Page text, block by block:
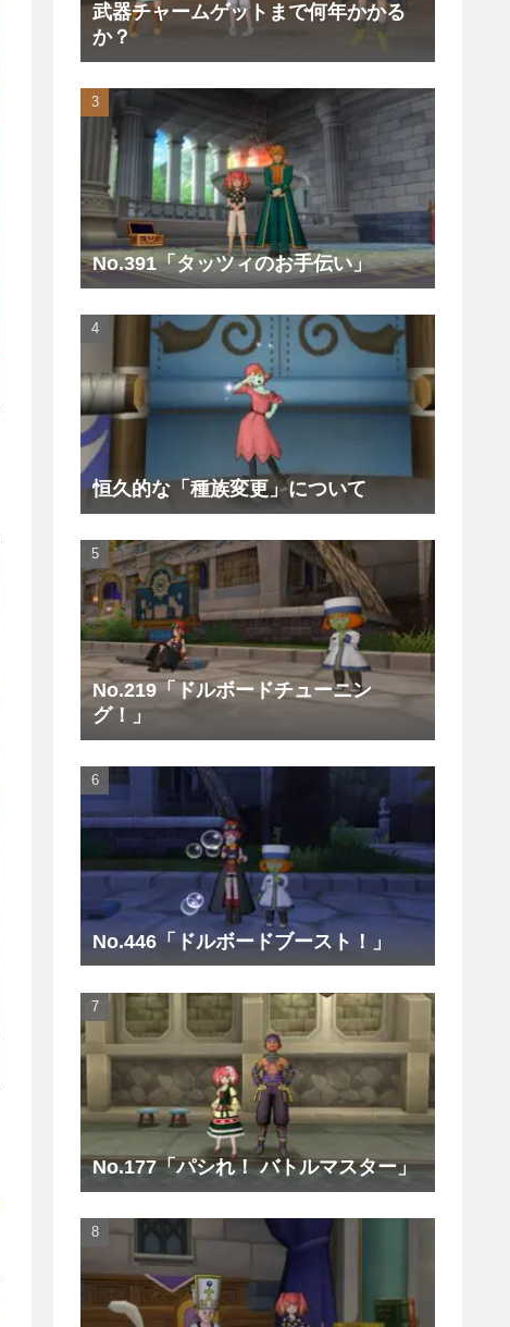
武器チャームゲットまで何年かかる
か？
No.391「タッツィのお手伝い」
恒久的な「種族変更」について
No.219「ドルボードチューニン
グ！」
No.446「ドルボードブースト！」
No.177「パシれ！ バトルマスター」